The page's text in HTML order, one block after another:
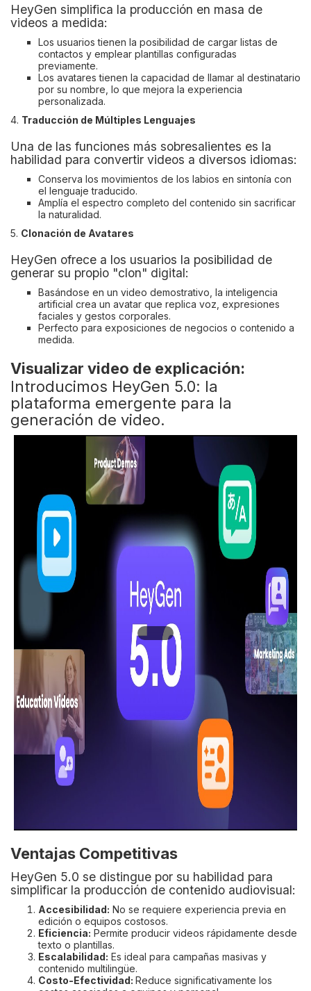
HeyGen simplifica la producción en masa de
videos a medida:
Los usuarios tienen la posibilidad de cargar listas de
contactos y emplear plantillas configuradas
previamente.
Los avatares tienen la capacidad de llamar al destinatario
por su nombre, lo que mejora la experiencia
personalizada.
4. Traducción de Múltiples Lenguajes
Una de las funciones más sobresalientes es la
habilidad para convertir videos a diversos idiomas:
Conserva los movimientos de los labios en sintonía con
el lenguaje traducido.
Amplía el espectro completo del contenido sin sacrificar
la naturalidad.
5. Clonación de Avatares
HeyGen ofrece a los usuarios la posibilidad de
generar su propio "clon" digital:
Basándose en un video demostrativo, la inteligencia
artificial crea un avatar que replica voz, expresiones
faciales y gestos corporales.
Perfecto para exposiciones de negocios o contenido a
medida.
Visualizar video de explicación:
Introducimos HeyGen 5.0: la
plataforma emergente para la
generación de video.
Ventajas Competitivas
HeyGen 5.0 se distingue por su habilidad para
simplificar la producción de contenido audiovisual:
Accesibilidad: No se requiere experiencia previa en
edición o equipos costosos.
Eficiencia: Permite producir videos rápidamente desde
texto o plantillas.
Escalabilidad: Es ideal para campañas masivas y
contenido multilingüe.
Costo-Efectividad: Reduce significativamente los